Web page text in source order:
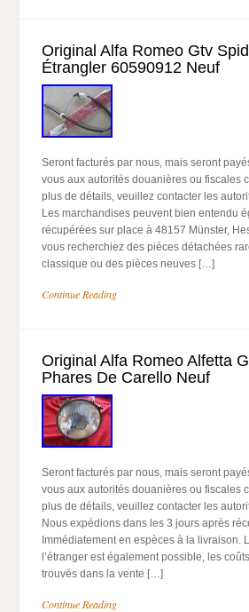
Original Alfa Romeo Gtv
Étrangler 60590912 Neuf
Seront facturés par nous, mais seront
vous aux autorités douanières ou fiscales
plus de détails, veuillez contacter les
Les marchandises peuvent bien entendu
récupérées sur place à 48157 Münster,
vous recherchiez des pièces détachées
classique ou des pièces neuves […]
Continue Reading
Original Alfa Romeo Alfetta
Phares De Carello Neuf
Seront facturés par nous, mais seront
vous aux autorités douanières ou fiscales
plus de détails, veuillez contacter les
Nous expédions dans les 3 jours après
Immédiatement en espèces à la livraison.
l’étranger est également possible, les
trouvés dans la vente […]
Continue Reading